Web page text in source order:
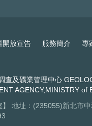
開放宣告 服務簡介 專
查及礦業管理中心
AGENCY,MINISTRY of
】 地址：(235055)新北市